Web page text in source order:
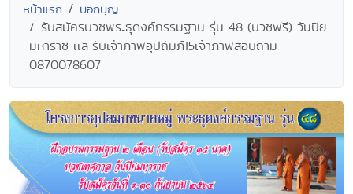
หน้าแรก บอกบุญ
รับสมัครบวชพระธุดงค์กรรมฐาน รุ่น 48 (บวชฟรี) วันปิย
มหาราช เเละรับเจ้าภาพอุปถัมภ์15เจ้าภาพสอบถาม
0870078607